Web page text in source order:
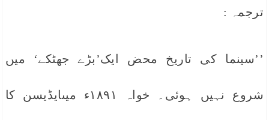
ترجمہ :
’’سینما کی تاریخ محض ایک’بڑے جھٹکے‘ میں
شروع نہیں ہوئی۔ خواہ ۱۸۹۱ء میںایڈیسن کا